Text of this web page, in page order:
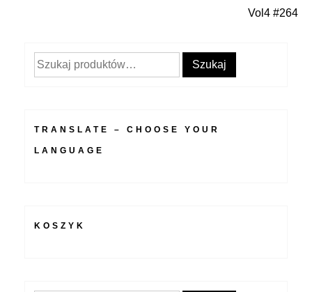
Vol4 #264
Szukaj: Szukaj
TRANSLATE – CHOOSE YOUR
LANGUAGE
KOSZYK